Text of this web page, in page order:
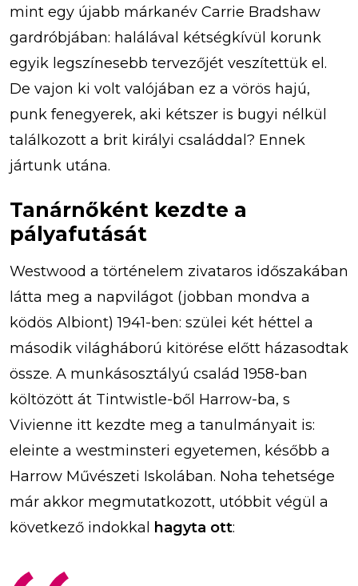
mint egy újabb márkanév Carrie Bradshaw
gardróbjában: halálával kétségkívül korunk
egyik legszínesebb tervezőjét veszítettük el.
De vajon ki volt valójában ez a vörös hajú,
punk fenegyerek, aki kétszer is bugyi nélkül
találkozott a brit királyi családdal? Ennek
jártunk utána.
Tanárnőként kezdte a
pályafutását
Westwood a történelem zivataros időszakában
látta meg a napvilágot (jobban mondva a
ködös Albiont) 1941-ben: szülei két héttel a
második világháború kitörése előtt házasodtak
össze. A munkásosztályú család 1958-ban
költözött át Tintwistle-ből Harrow-ba, s
Vivienne itt kezdte meg a tanulmányait is:
eleinte a westminsteri egyetemen, később a
Harrow Művészeti Iskolában. Noha tehetsége
már akkor megmutatkozott, utóbbit végül a
következő indokkal hagyta ott: